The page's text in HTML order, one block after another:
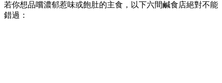
若你想品嚐濃郁惹味或飽肚的主食，以下六間鹹食店絕對不能
錯過：